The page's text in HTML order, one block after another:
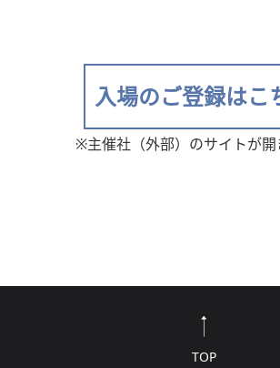
入場のご登録はこ
※主催社（外部）のサイトが開
TOP